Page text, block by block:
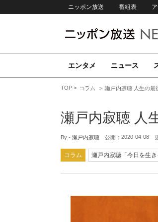
ニッポン放送 番組表
エンタメ ニュース
TOP コラム 瀬戸内寂聴 人生の最
瀬戸内寂聴 人
By - 瀬戸内寂聴 公開： 2020-04-08
コラム 瀬戸内寂聴「今日を生き